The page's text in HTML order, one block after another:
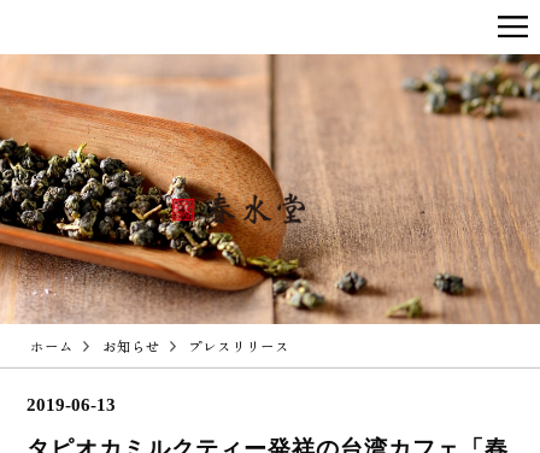
ホーム お知らせ プレスリリース
2019-06-13